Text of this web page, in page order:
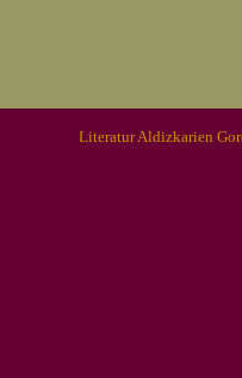
Literatur Aldizkarien